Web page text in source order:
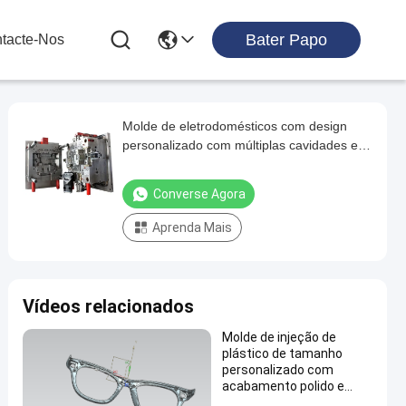
Nos Bater Papo
Molde de eletrodomésticos com design
personalizado com múltiplas cavidades e
precisão
Converse Agora
Aprenda Mais
Vídeos relacionados
Molde de injeção de
plástico de tamanho
personalizado com
acabamento polido e